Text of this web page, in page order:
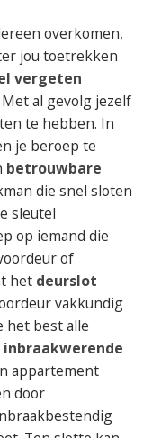
overkomen,
jou toetrekken
vergeten
al gevolg jezelf
te hebben. In
je beroep te
betrouwbare
die snel sloten
sleutel
op iemand die
of
het deurslot
vakkundig
het best alle
inbraakwerende
appartement
door